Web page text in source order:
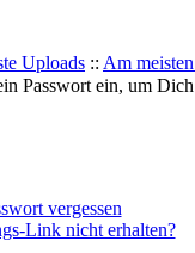
Uploads :: Am
Passwort ein, um
vergessen
Link nicht erhalten?